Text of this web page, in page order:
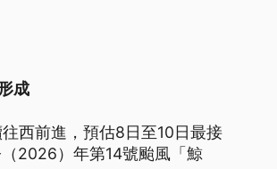
成
西前進，預估8日至10日最接
2026）年第14號颱風「鯨